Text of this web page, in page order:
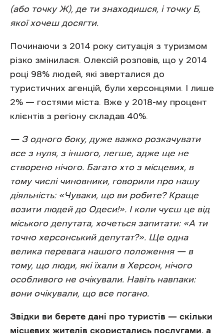
(або точку Ж), де ти знаходишся, і точку Б,
якої хочеш досягти.
Починаючи з 2014 року ситуація з туризмом
різко змінилася. Олексій розповів, що у 2014
році 98% людей, які зверталися до
туристичних агенцій, були херсонцями. І лише
2% — гостями міста. Вже у 2018-му процент
клієнтів з регіону складав 40%.
— З одного боку, дуже важко розкачувати
все з нуля, з іншого, легше, адже ще не
створено нічого. Багато хто з місцевих, в
тому числі чиновники, говорили про нашу
діяльність: «Чуваки, що ви робите? Краще
возити людей до Одеси!». І коли чуєш це від
міського депутата, хочеться запитати: «А ти
точно херсонський депутат?». Ще одна
велика перевага нашого положення — в
тому, що люди, які їхали в Херсон, нічого
особливого не очікували. Навіть навпаки:
вони очікували, що все погано.
Звідки ви берете дані про туристів — скільки
місцевих жителів скористались послугами, а